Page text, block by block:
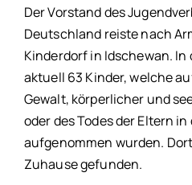
Der Vorstand des
Deutschland reiste nach
Kinderdorf in Idschewan. In
aktuell 63 Kinder, welche
Gewalt, körperlicher und
oder des Todes der Eltern
aufgenommen wurden.
Zuhause gefunden.